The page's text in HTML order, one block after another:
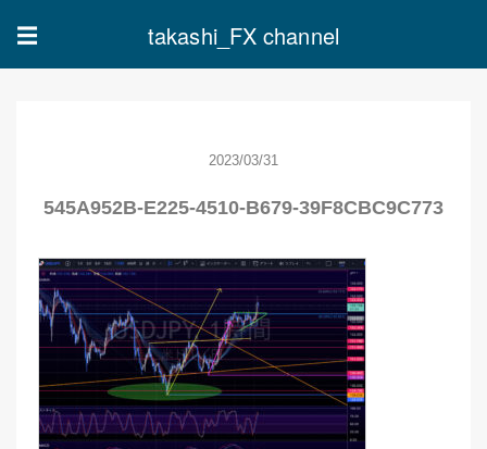
☰ takashi_FX channel
2023/03/31
545A952B-E225-4510-B679-39F8CBC9C773